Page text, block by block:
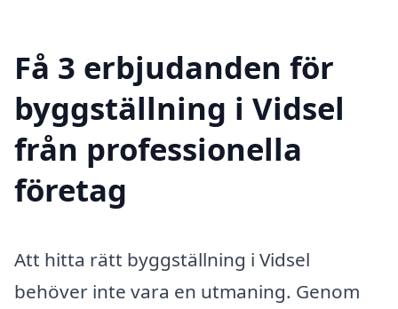
Få 3 erbjudanden för
byggställning i Vidsel
från professionella
företag
Att hitta rätt byggställning i Vidsel
behöver inte vara en utmaning. Genom